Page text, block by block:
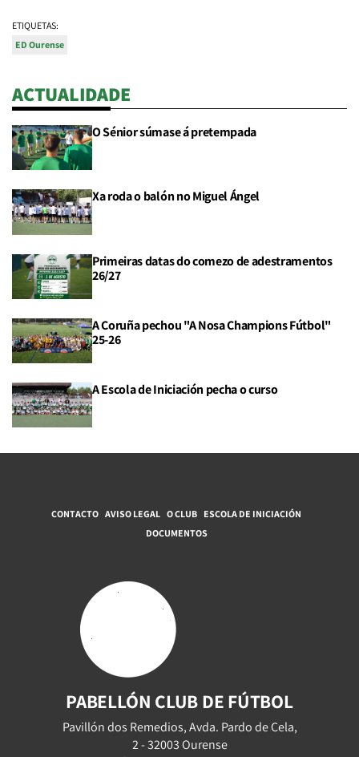
ETIQUETAS:
ED Ourense
ACTUALIDADE
O Sénior súmase á pretempada
Xa roda o balón no Miguel Ángel
Primeiras datas do comezo de adestramentos
26/27
A Coruña pechou "A Nosa Champions Fútbol"
25-26
A Escola de Iniciación pecha o curso
CONTACTO AVISO LEGAL O CLUB ESCOLA DE INICIACIÓN
DOCUMENTOS
PABELLÓN CLUB DE FÚTBOL
Pavillón dos Remedios, Avda. Pardo de Cela,
2 - 32003 Ourense